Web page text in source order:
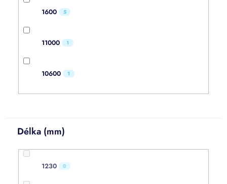
1600 5
11000 1
10600 1
Délka (mm)
1230 0